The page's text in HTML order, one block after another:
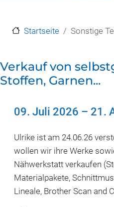
Startseite Sonstige
Verkauf von
Stoffen, Garnen...
09. Juli 2026 – 21.
Ulrike ist am 24.06.26
wollen wir ihre Werke
Nähwerkstatt verkaufen
Materialpakete,
Lineale, Brother Scan and